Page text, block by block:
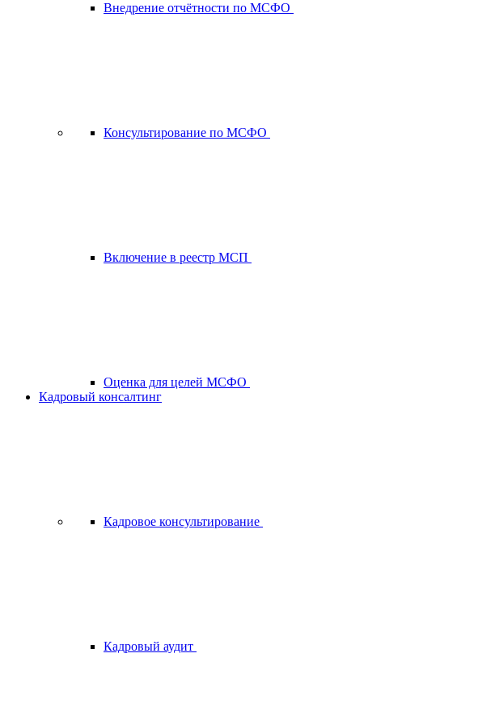
Внедрение отчётности по МСФО
Консультирование по МСФО
Включение в реестр МСП
Оценка для целей МСФО
Кадровый консалтинг
Кадровое консультирование
Кадровый аудит